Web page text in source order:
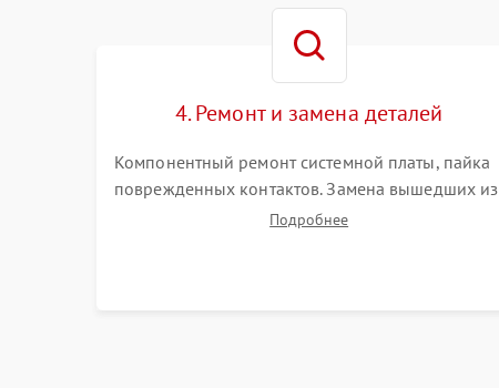
4. Ремонт и замена деталей
Компонентный ремонт системной платы, пайка
поврежденных контактов. Замена вышедших из
строя двигателей, изношенного аккумулятора,
Подробнее